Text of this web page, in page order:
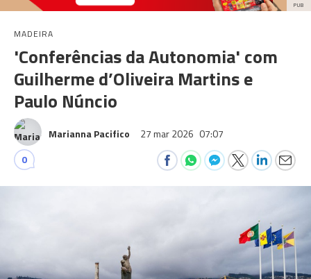
PUB
MADEIRA
'Conferências da Autonomia' com
Guilherme d’Oliveira Martins e
Paulo Núncio
Marianna Pacifico 27 mar 2026 07:07
0